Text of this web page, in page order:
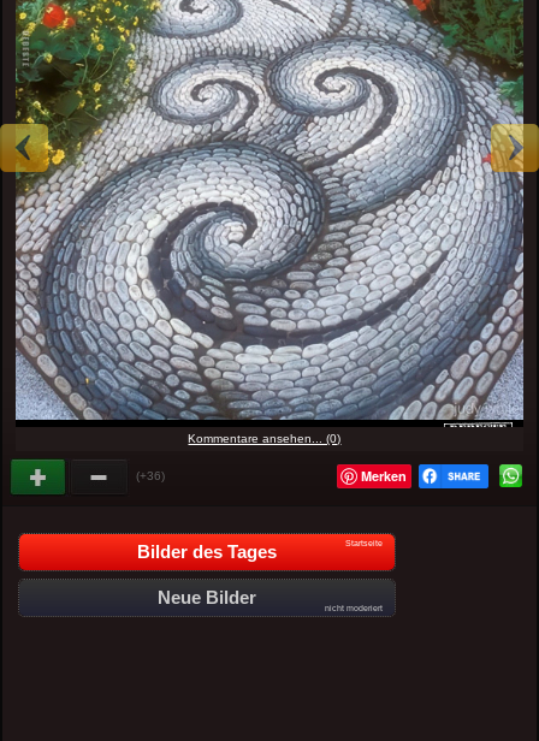
Kommentare ansehen... (0)
(+36) Merken
Bilder des Tages Startseite
Neue Bilder
nicht moderiert